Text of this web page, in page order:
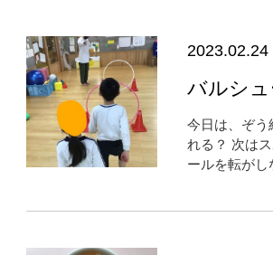
2023.02.24
バルシュ
今日は、ぞう
れる？ 次は
ールを転が